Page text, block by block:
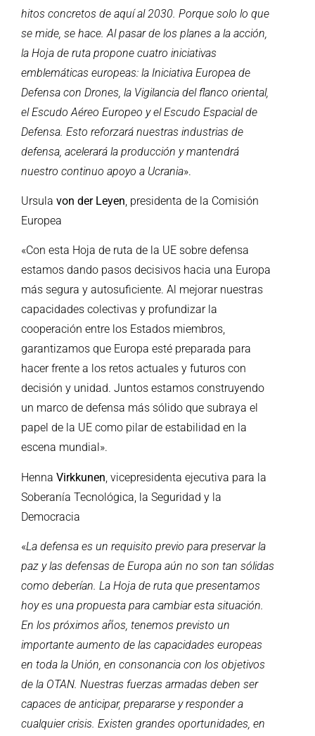
hitos concretos de aquí al 2030. Porque solo lo que
se mide, se hace. Al pasar de los planes a la acción,
la Hoja de ruta propone cuatro iniciativas
emblemáticas europeas: la Iniciativa Europea de
Defensa con Drones, la Vigilancia del flanco oriental,
el Escudo Aéreo Europeo y el Escudo Espacial de
Defensa. Esto reforzará nuestras industrias de
defensa, acelerará la producción y mantendrá
nuestro continuo apoyo a Ucrania».
Ursula von der Leyen, presidenta de la Comisión
Europea
«Con esta Hoja de ruta de la UE sobre defensa
estamos dando pasos decisivos hacia una Europa
más segura y autosuficiente. Al mejorar nuestras
capacidades colectivas y profundizar la
cooperación entre los Estados miembros,
garantizamos que Europa esté preparada para
hacer frente a los retos actuales y futuros con
decisión y unidad. Juntos estamos construyendo
un marco de defensa más sólido que subraya el
papel de la UE como pilar de estabilidad en la
escena mundial».
Henna Virkkunen , vicepresidenta ejecutiva para la
Soberanía Tecnológica, la Seguridad y la
Democracia
«La defensa es un requisito previo para preservar la
paz y las defensas de Europa aún no son tan sólidas
como deberían. La Hoja de ruta que presentamos
hoy es una propuesta para cambiar esta situación.
En los próximos años, tenemos previsto un
importante aumento de las capacidades europeas
en toda la Unión, en consonancia con los objetivos
de la OTAN. Nuestras fuerzas armadas deben ser
capaces de anticipar, prepararse y responder a
cualquier crisis. Existen grandes oportunidades, en